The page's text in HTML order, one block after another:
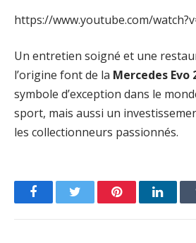
https://www.youtube.com/
Un entretien soigné et une
l’origine font de la Mercedes Evo
symbole d’exception dans le
sport, mais aussi un
les collectionneurs passionnés.
FacebookTwitter Pinterest